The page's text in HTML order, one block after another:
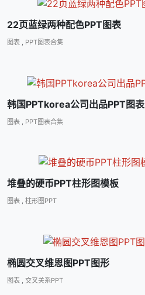
22页蓝绿两种配色PPT图表
图表 , PPT图表合集
韩国PPTkorea公司出品PPT图表
图表 PPT图表合集
堆叠的硬币PPT柱形图模板
图表 , 柱形图PPT
椭圆交叉维恩图PPT图形
图表 , 交叉关系PPT